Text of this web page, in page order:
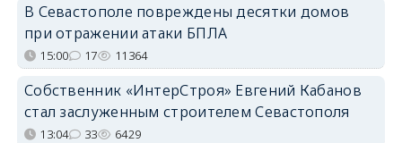
В Севастополе повреждены десятки домов
при отражении атаки БПЛА
15:00 17 11364
Собственник «ИнтерСтроя» Евгений Кабанов
стал заслуженным строителем Севастополя
13:04 33 6429